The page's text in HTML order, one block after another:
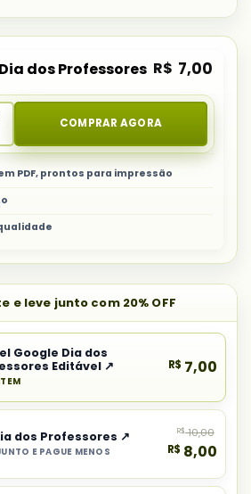
dos Professores R$ 7,00
COMPRAR AGORA
PDF, prontos para impressão
e leve junto com 20% OFF
Google Dia dos
Editável ↗
R$ 7,00
dos Professores ↗
E PAGUE MENOS
R$10,00
R$ 8,00